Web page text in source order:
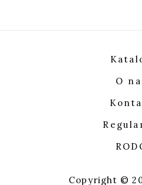
O
Copyright ©